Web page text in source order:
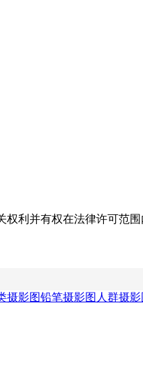
利并有权在法律许可范
摄影图铅笔摄影图 人群摄影